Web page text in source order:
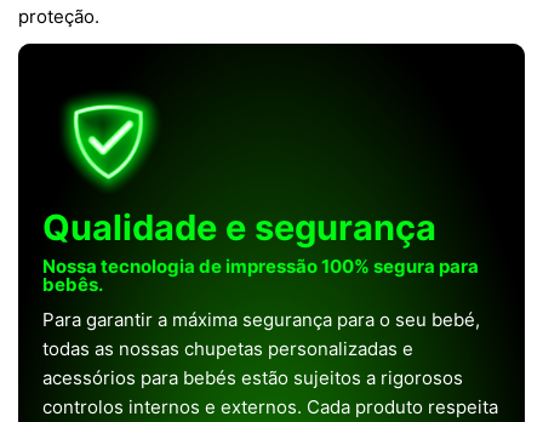
proteção.
Qualidade e segurança
Nossa tecnologia de impressão 100% segura para
bebês.
Para garantir a máxima segurança para o seu bebé,
todas as nossas chupetas personalizadas e
acessórios para bebés estão sujeitos a rigorosos
controlos internos e externos. Cada produto respeita